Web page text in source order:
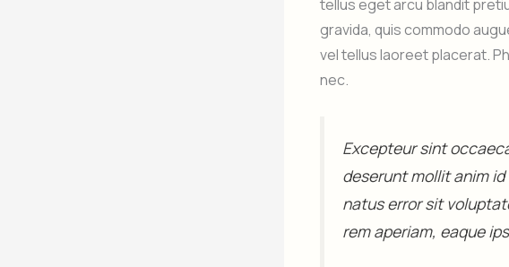
tellus eget arcu blandit
gravida, quis commodo
vel tellus laoreet placerat.
nec.
Excepteur sint
deserunt mollit anim
natus error sit
rem aperiam, eaque